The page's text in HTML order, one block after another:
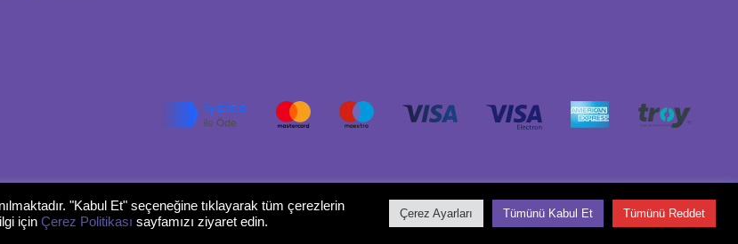
© 2026 Lansinoh Türkiye
"Kabul Et" seçeneğine tıklayarak tüm çerezlerin
için Çerez Politikası sayfamızı ziyaret edin.
Çerez Ayarları Tümünü Kabul Et Tümünü Reddet